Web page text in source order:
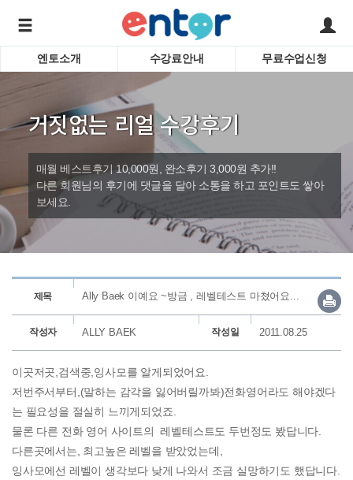
학습도우미 G1
바로가기
서비스안내
강사소개
회사소개
어린이
영자신
수업
엔토소개 수강료안내 무료수업신청
거짓없는 리얼 수강후기
매월 베스트후기 10,000원, 완소후기 3,000원 추가!!
다른 회원님의 후기에 댓글을 달아 소통을 하고 포인트도 쌓아
보세요.
제목 Ally Baek 이예요 ~방금 , 레벨테스트 마쳤어요...
작성자 ALLY BAEK 작성일 2011.08.25
이곳저곳,검색중,잉사모를 알게되었어요.
저번주서부터,(말하는 감각을 잃어버릴까봐)전화영어라도 해야겠다
는 필요성을 절실히 느끼게되었죠.
물론 다른 전화 영어 사이트의 레벨테스트도 두번정도 봤답니다.
다른곳에서는, 최고높은 레벨을 받았었는데,
잉사모에선 레벨이 생각보다 낮게 나와서 조금 실망하기도 했답니다.